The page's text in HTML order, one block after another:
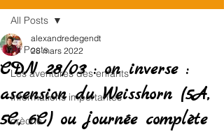
All Posts
Les aventures des enfants
Informations importantes
crèche
All Posts
CDN 28/03 : on inverse :
ascension du Weisshorn (5A,
5C, 6C) ou journée complète
alexandredegendt
28 mars 2022